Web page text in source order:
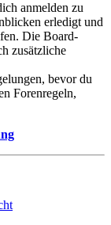
anmelden zu
erledigt und
Die Board-
zusätzliche
bevor du
Forenregeln,